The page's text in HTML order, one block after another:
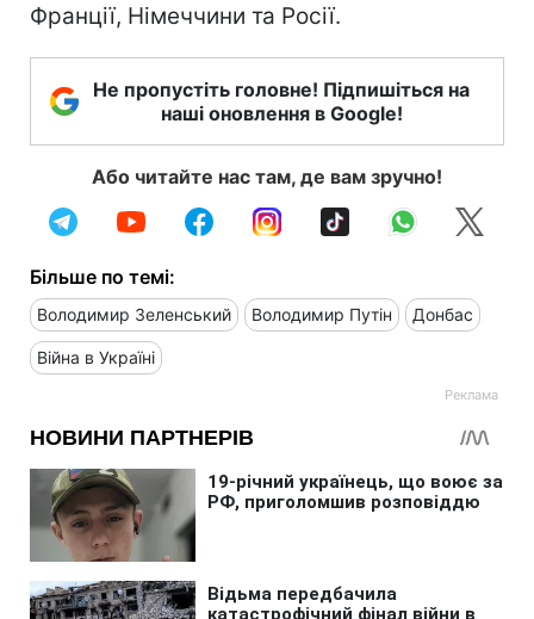
Франції, Німеччини та Росії.
Не пропустіть головне! Підпишіться на
наші оновлення в Google!
Або читайте нас там, де вам зручно!
Більше по темі:
Володимир Зеленський Володимир Путін Донбас
Війна в Україні